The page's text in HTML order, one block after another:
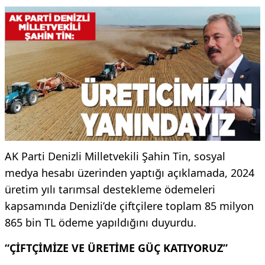
AK Parti Denizli Milletvekili Şahin Tin, sosyal
medya hesabı üzerinden yaptığı açıklamada, 2024
üretim yılı tarımsal destekleme ödemeleri
kapsamında Denizli’de çiftçilere toplam 85 milyon
865 bin TL ödeme yapıldığını duyurdu.
“ÇİFTÇİMİZE VE ÜRETİME GÜÇ KATIYORUZ”